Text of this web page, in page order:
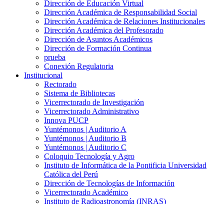
Dirección de Educación Virtual
Dirección Académica de Responsabilidad Social
Dirección Académica de Relaciones Institucionales
Dirección Académica del Profesorado
Dirección de Asuntos Académicos
Dirección de Formación Continua
prueba
Conexión Regulatoria
Institucional
Rectorado
Sistema de Bibliotecas
Vicerrectorado de Investigación
Vicerrectorado Administrativo
Innova PUCP
Yuntémonos | Auditorio A
Yuntémonos | Auditorio B
Yuntémonos | Auditorio C
Coloquio Tecnología y Agro
Instituto de Informática de la Pontificia Universidad
Católica del Perú
Dirección de Tecnologías de Información
Vicerrectorado Académico
Instituto de Radioastronomía (INRAS)